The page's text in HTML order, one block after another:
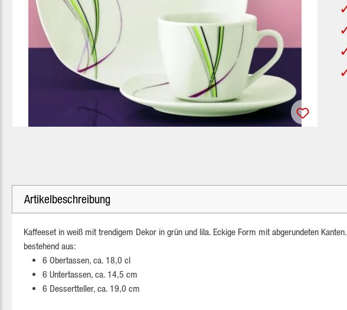
Artikelbeschreibung
Kaffeeset in weiß mit trendigem Dekor in grün und lila. Eckige Form mit abgerundeten Kanten.
bestehend aus:
6 Obertassen, ca. 18,0 cl
6 Untertassen, ca. 14,5 cm
6 Dessertteller, ca. 19,0 cm